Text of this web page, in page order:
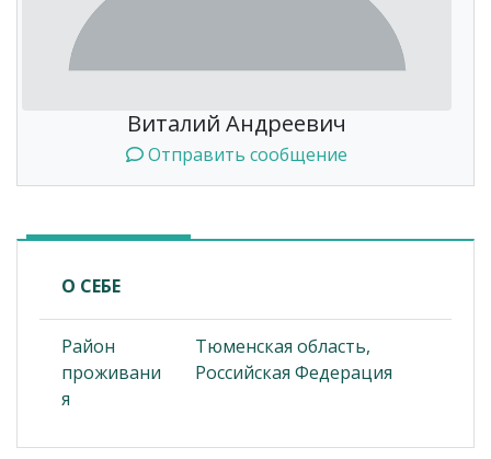
Виталий Андреевич
Отправить сообщение
О СЕБЕ
Район
проживани
я
Тюменская область,
Российская Федерация